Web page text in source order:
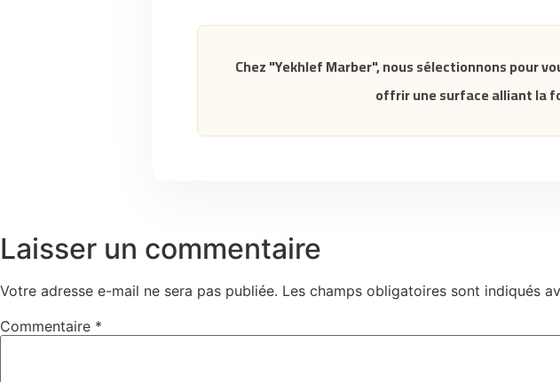
Chez "Yekhlef Marber", nous sélectionnons pour
offrir une surface alliant la
Laisser un commentaire
Votre adresse e-mail ne sera pas publiée. Les champs obligatoires sont indiqués
Commentaire *